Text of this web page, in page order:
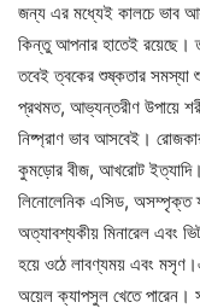
জন্য এর মধ্যেই কালচে ভাব
কিন্তু আপনার হাতেই রয়েছে।
তবেই ত্বকের শুষ্কতার সমস্যা
প্রথমত, আভ্যন্তরীণ উপায়ে
নিষ্প্রাণ ভাব আসবেই।
কুমড়োর বীজ, আখরোট
লিনোলেনিক এসিড, অসম্পৃক্ত
অত্যাবশ্যকীয় মিনারেল এবং
হয়ে ওঠে লাবণ্যময় এবং
অয়েল ক্যাপসুল খেতে পারেন।